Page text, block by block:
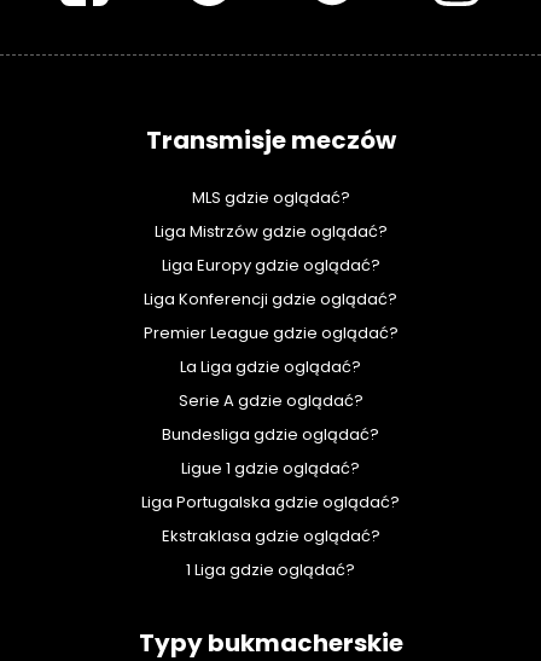
Transmisje meczów
MLS gdzie oglądać?
Liga Mistrzów gdzie oglądać?
Liga Europy gdzie oglądać?
Liga Konferencji gdzie oglądać?
Premier League gdzie oglądać?
La Liga gdzie oglądać?
Serie A gdzie oglądać?
Bundesliga gdzie oglądać?
Ligue 1 gdzie oglądać?
Liga Portugalska gdzie oglądać?
Ekstraklasa gdzie oglądać?
1 Liga gdzie oglądać?
Typy bukmacherskie